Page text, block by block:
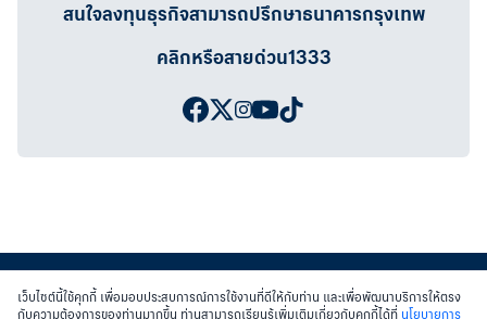
สนใจลงทุนธุรกิจสามารถปรึกษาธนาคารกรุงเทพ
คลิกหรือสายด่วน1333
เว็บไซต์นี้ใช้คุกกี้ เพื่อมอบประสบการณ์การใช้งานที่ดีให้กับท่าน และเพื่อพัฒนาบริการให้ตรง
กับความต้องการของท่านมากขึ้น ท่านสามารถเรียนรู้เพิ่มเติมเกี่ยวกับคุกกี้ได้ที่ นโยบายการ